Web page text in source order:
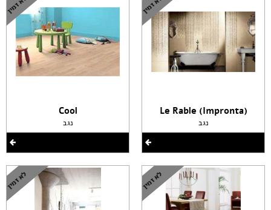
(Le Rable (Impronta
נגב
Cool
נגב